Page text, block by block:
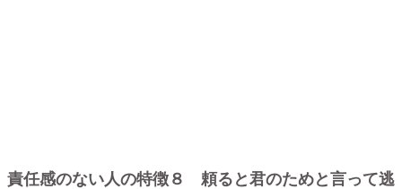
責任感のない人の特徴８ 頼ると君のためと言って逃